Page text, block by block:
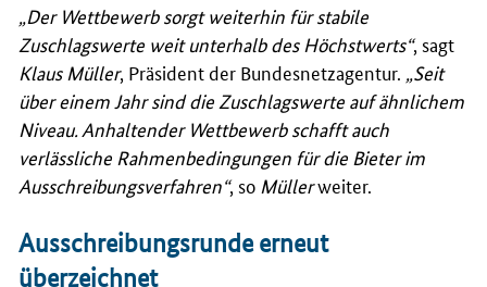
„Der Wettbewerb sorgt weiterhin für stabile
Zuschlagswerte weit unterhalb des Höchstwerts“, sagt
Klaus Müller, Präsident der Bundesnetzagentur.
„Seit
über einem Jahr sind die Zuschlagswerte auf ähnlichem
Niveau. Anhaltender Wettbewerb schafft auch
verlässliche Rahmenbedingungen für die Bieter im
Ausschreibungsverfahren“, so Müllerweiter.
Ausschreibungsrunde erneut
überzeichnet